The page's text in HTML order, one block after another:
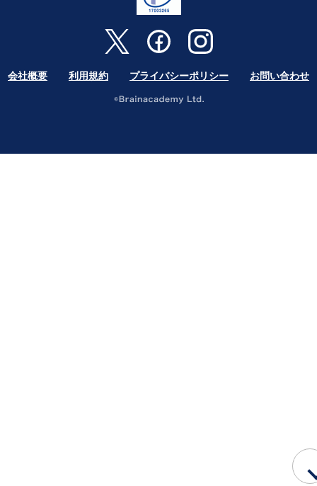
会社概要 利用規約 プライバシーポリシー お問い合わせ